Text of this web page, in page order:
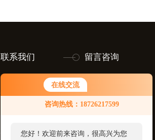
在线交流
咨询热线：18726217599
您好！欢迎前来咨询，很高兴为您
服务，请问您要咨询什么问题呢？
您好，看您停留很久了，是否找到
联系我们 留言咨询